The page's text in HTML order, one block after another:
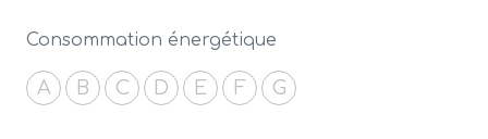
Consommation énergétique
A B C D E F G